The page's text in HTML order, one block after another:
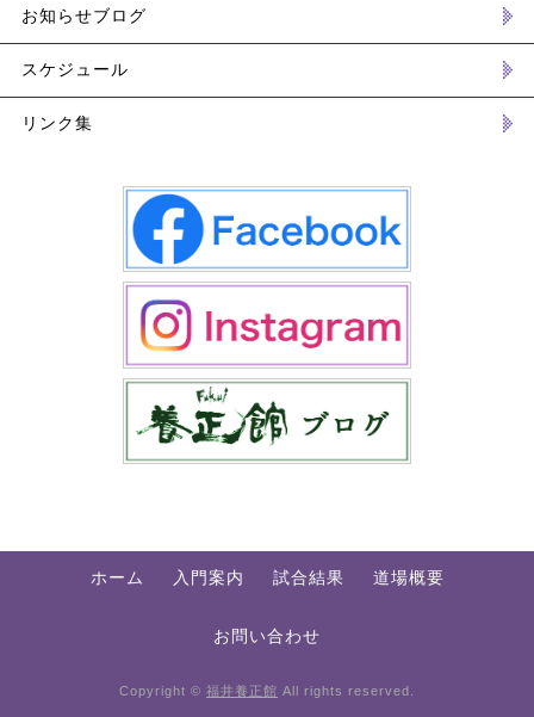
お知らせブログ
スケジュール
リンク集
ホーム 入門案内 試合結果 道場概要
お問い合わせ
Copyright © 福井養正館 All rights reserved.